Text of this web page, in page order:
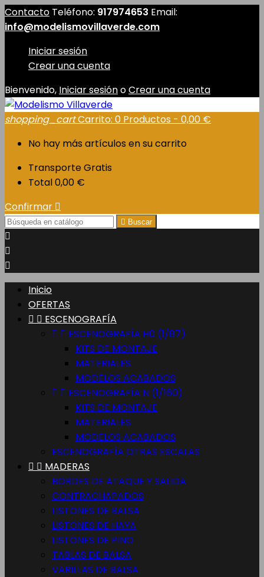
Contacto Teléfono: 917974653 Email:
info@modelismovillaverde.com
Iniciar sesión
Crear una cuenta
Bienvenido, Iniciar sesiónoCrear una cuenta
shopping_cartCarrito: 0 Productos - 0,00 €
No hay más artículos en su carrito
TransporteGratis
Total0,00 €
Confirmar 
 Buscar



Inicio
OFERTAS
  ESCENOGRAFÍA
  ESCENOGRAFÍA H0 (1/87)
KITS DE MONTAJE
MATERIALES
MODELOS ACABADOS
  ESCENOGRAFÍA N (1/160)
KITS DE MONTAJE
MATERIALES
MODELOS ACABADOS
ESCENOGRAFÍA OTRAS ESCALAS
  MADERAS
BORDES DE ATAQUE Y SALIDA
CONTRACHAPADOS
LISTONES DE BALSA
LISTONES DE HAYA
LISTONES DE PINO
TABLAS DE BALSA
VARILLAS DE BALSA